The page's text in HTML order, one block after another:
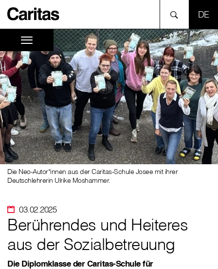
03.02.2025
Die Neo-Autor*innen aus der Caritas-Schule Josee mit ihrer
Deutschlehrerin Ulrike Moshammer.
Berührendes und Heiteres
aus der Sozialbetreuung
Die Diplomklasse der Caritas-Schule für